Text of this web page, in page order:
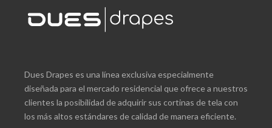
Dues Drapes es una línea exclusiva especialmente
diseñada para el mercado residencial que ofrece a nuestros
clientes la posibilidad de adquirir sus cortinas de tela con
los más altos estándares de calidad de manera eficiente.